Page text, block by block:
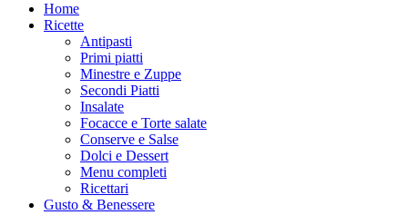
Home
Ricette
Antipasti
Primi piatti
Minestre e Zuppe
Secondi Piatti
Insalate
Focacce e Torte salate
Conserve e Salse
Dolci e Dessert
Menu completi
Ricettari
Gusto & Benessere